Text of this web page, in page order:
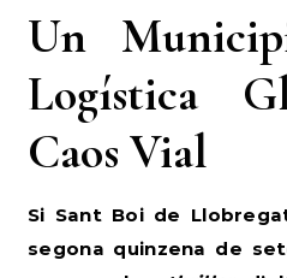
Un
Logística
Caos Vial
Si Sant Boi de
segona quinzena de